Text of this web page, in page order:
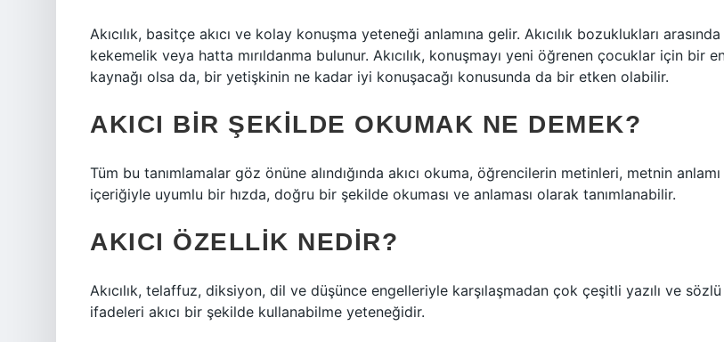
Akıcılık, basitçe akıcı ve kolay konuşma yeteneği anlamına gelir. Akıcılık bozuklukları arasında
kekemelik veya hatta mırıldanma bulunur. Akıcılık, konuşmayı yeni öğrenen çocuklar için bir
kaynağı olsa da, bir yetişkinin ne kadar iyi konuşacağı konusunda da bir etken olabilir.
AKICI BIR ŞEKILDE OKUMAK NE DEMEK?
Tüm bu tanımlamalar göz önüne alındığında akıcı okuma, öğrencilerin metinleri, metnin
içeriğiyle uyumlu bir hızda, doğru bir şekilde okuması ve anlaması olarak tanımlanabilir.
AKICI ÖZELLIK NEDIR?
Akıcılık, telaffuz, diksiyon, dil ve düşünce engelleriyle karşılaşmadan çok çeşitli yazılı ve sözlü
ifadeleri akıcı bir şekilde kullanabilme yeteneğidir.